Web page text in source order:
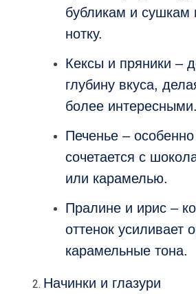
бубликам и сушкам
нотку.
Кексы и пряники –
глубину вкуса,
более интересными.
Печенье –
сочетается с
или карамелью.
Пралине и ирис –
оттенок усиливает
карамельные тона.
Начинки и глазури